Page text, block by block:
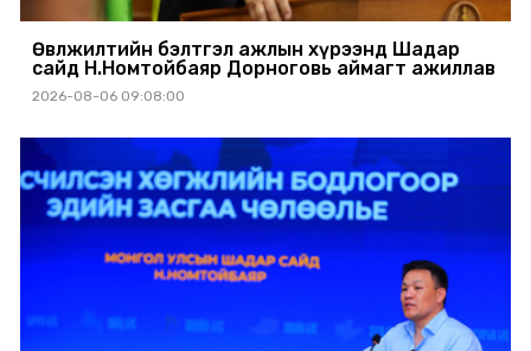
Өвөлжилтийн бэлтгэл ажлын хүрээнд Шадар
сайд Н.Номтойбаяр Дорноговь аймагт ажиллав
2026-08-06 09:08:00